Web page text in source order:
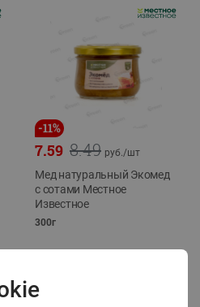
-11%
8.49
7.59 руб./шт
Мед натуральный Экомед
с сотами Местное
Известное
300г